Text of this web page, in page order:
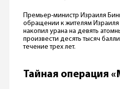
Премьер-министр Израиля
обращении к жителям Израиля
накопил урана на девять
произвести десять тысяч
течение трех лет.
Тайная операция